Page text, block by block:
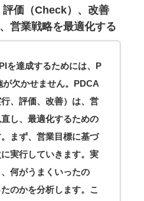
価（Check）、改善
営業戦略を最適化する
を達成するためには、P
欠かせません。PDCA
、評価、改善）は、営
し、最適化するための
まず、営業目標に基づ
実行していきます。実
何がうまくいったの
のかを分析します。こ